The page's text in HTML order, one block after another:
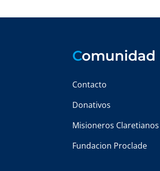
Comunidad
Contacto
Donativos
Misioneros Claretianos
Fundacion Proclade